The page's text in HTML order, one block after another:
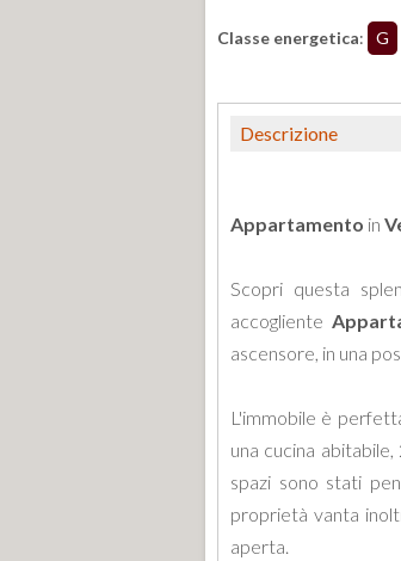
Classe energetica: G
Descrizione
Appartamento in
Scopri questa
accogliente
ascensore, in una
L'immobile è
una cucina
spazi sono stati
proprietà vanta
aperta.